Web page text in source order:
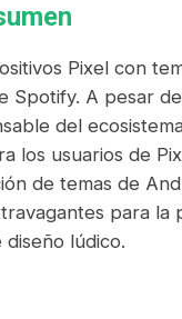
Pixel con
Spotify. A pesar
del
los usuarios de
de temas de
para la
diseño lúdico.